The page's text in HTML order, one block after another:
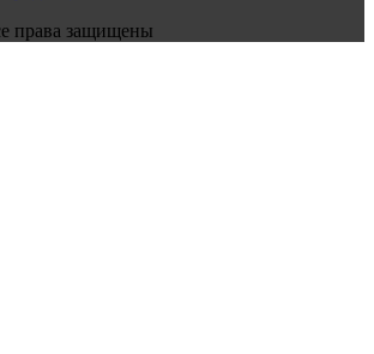
права защищены